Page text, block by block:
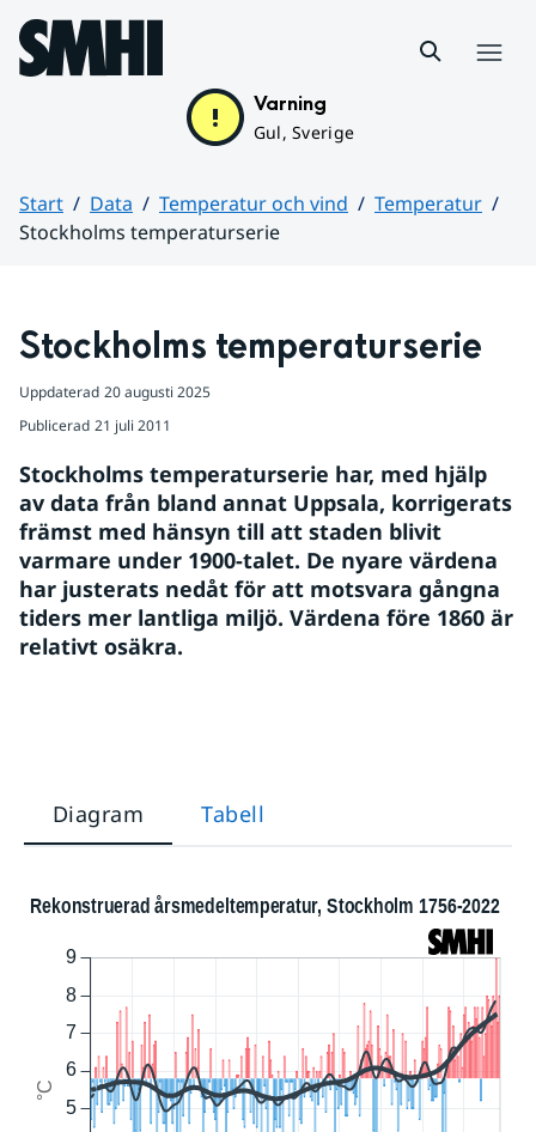
Hoppa till sidans innehåll
Varning
Gul, Sverige
Start Data Temperatur och vind
Temperatur
Stockholms temperaturserie
Stockholms temperaturserie
Uppdaterad 20 augusti 2025
Publicerad 21 juli 2011
Stockholms temperaturserie har, med hjälp
av data från bland annat Uppsala, korrigerats
främst med hänsyn till att staden blivit
varmare under 1900-talet. De nyare värdena
har justerats nedåt för att motsvara gångna
tiders mer lantliga miljö. Värdena före 1860 är
relativt osäkra.
Diagram Tabell